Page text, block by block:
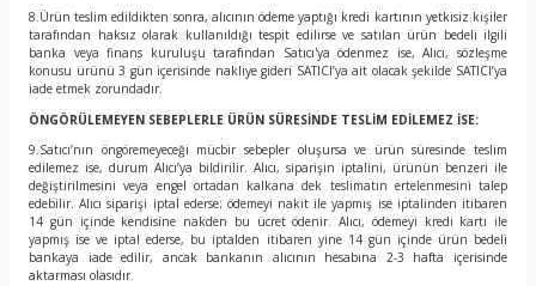
8.Ürün teslim edildikten sonra, alıcının ödeme yaptığı kredi kartının yetkisiz kişiler
tarafından haksız olarak kullanıldığı tespit edilirse ve satılan ürün bedeli ilgili
banka veya finans kuruluşu tarafından Satıcı'ya ödenmez ise, Alıcı, sözleşme
konusu ürünü 3 gün içerisinde nakliye gideri SATICI’ya ait olacak şekilde SATICI’ya
iade etmek zorundadır.
ÖNGÖRÜLEMEYEN SEBEPLERLE ÜRÜN SÜRESİNDE TESLİM EDİLEMEZ İSE:
9.Satıcı’nın öngöremeyeceği mücbir sebepler oluşursa ve ürün süresinde teslim
edilemez ise, durum Alıcı’ya bildirilir. Alıcı, siparişin iptalini, ürünün benzeri ile
değiştirilmesini veya engel ortadan kalkana dek teslimatın ertelenmesini talep
edebilir. Alıcı siparişi iptal ederse; ödemeyi nakit ile yapmış ise iptalinden itibaren
14 gün içinde kendisine nakden bu ücret ödenir. Alıcı, ödemeyi kredi kartı ile
yapmış ise ve iptal ederse, bu iptalden itibaren yine 14 gün içinde ürün bedeli
bankaya iade edilir, ancak bankanın alıcının hesabına 2-3 hafta içerisinde
aktarması olasıdır.